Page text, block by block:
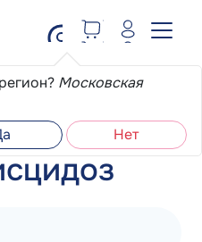
Московская
Нет
Муковисцидоз